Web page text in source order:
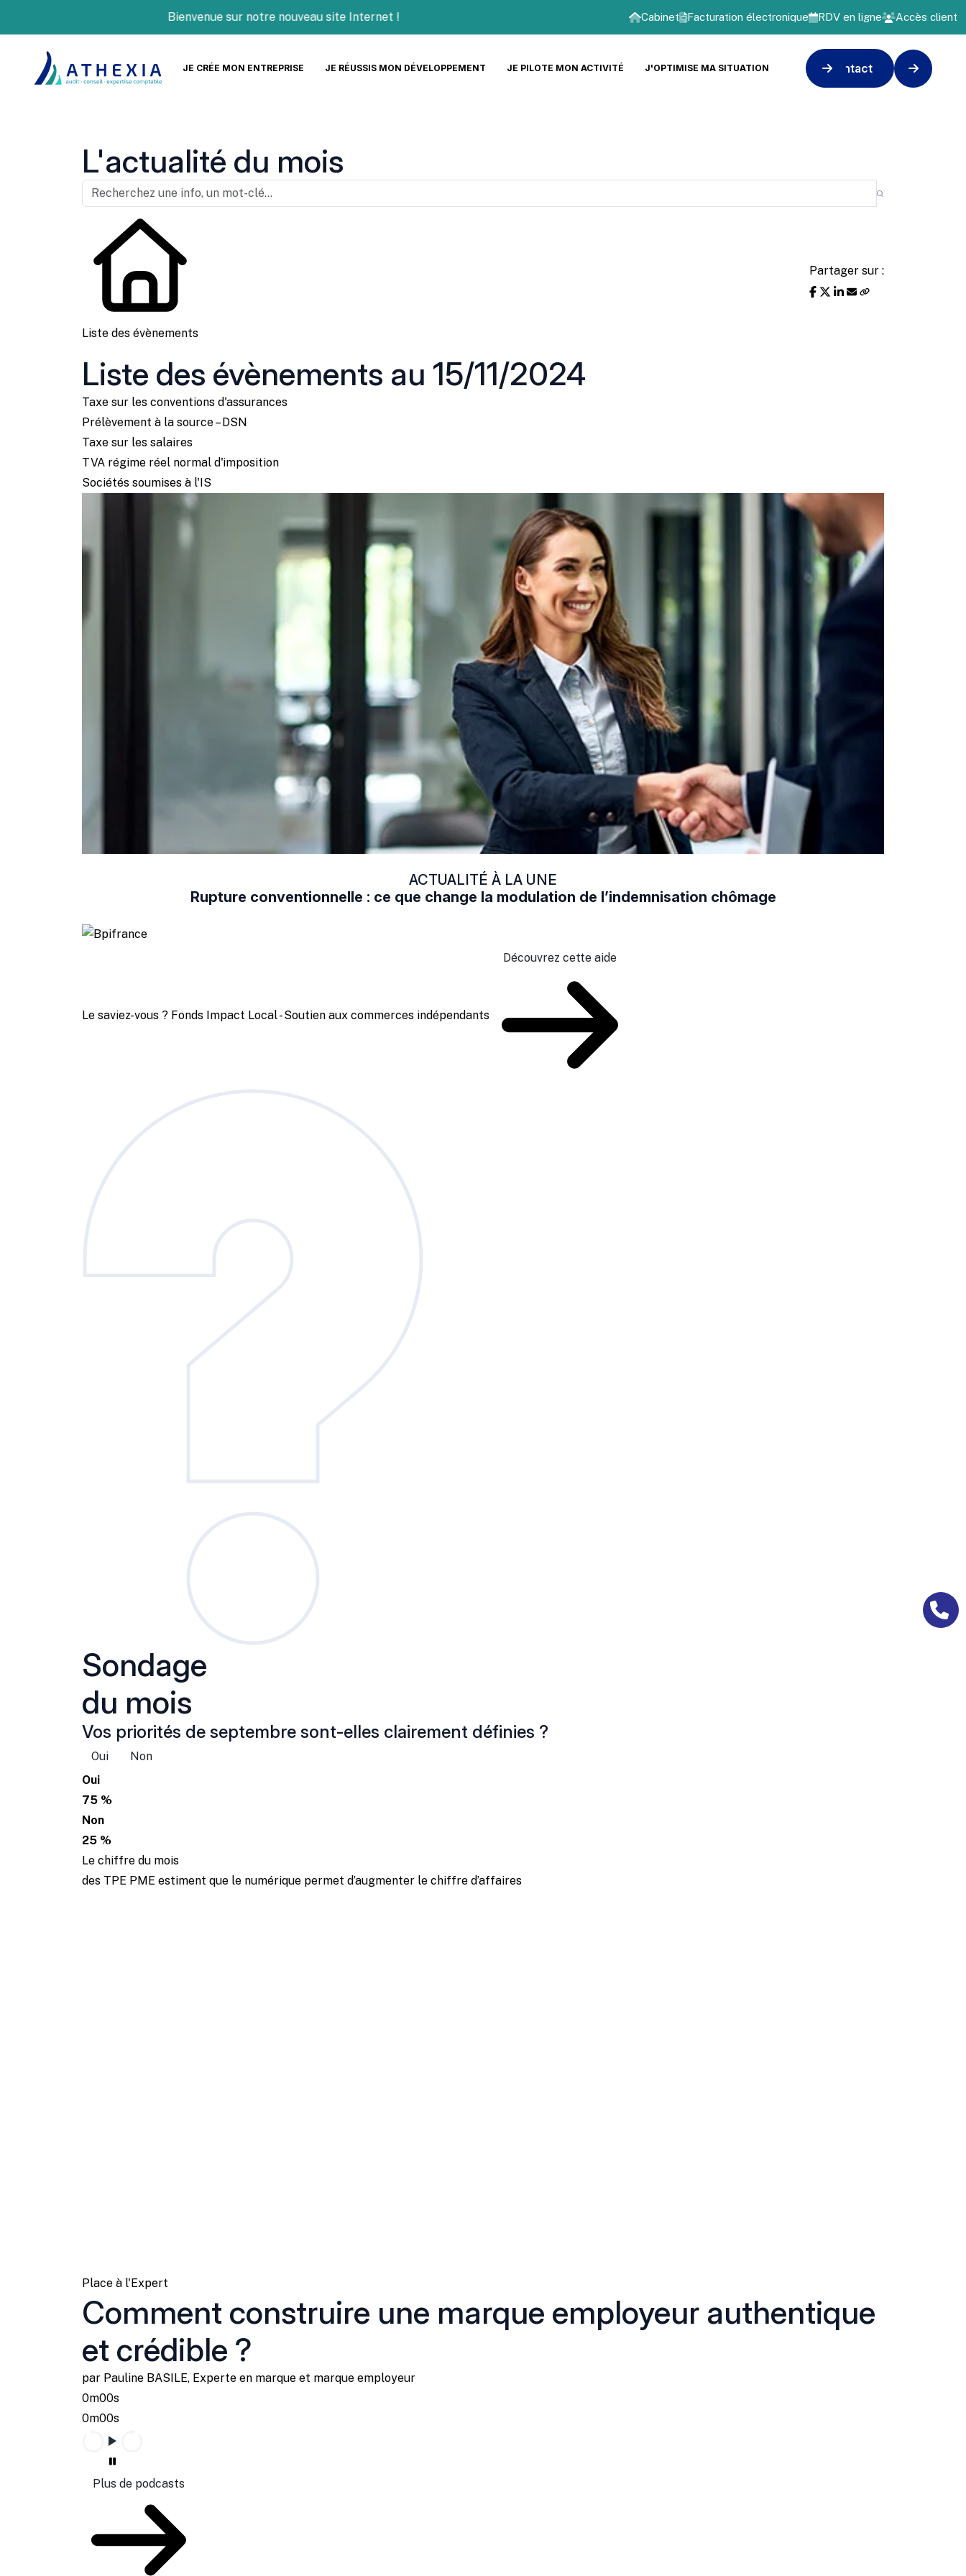
Bienvenue sur notre nouveau site Internet ! Cabinet Facturation électronique RDV en ligne Accès client
JE CRÉE MON ENTREPRISE JE RÉUSSIS MON DÉVELOPPEMENT JE PILOTE MON ACTIVITÉ J'OPTIMISE MA SITUATION Contact
L'actualité du mois
Liste des évènements
Partager sur :
Liste des évènements au 15/11/2024
Taxe sur les conventions d'assurances
Prélèvement à la source – DSN
Taxe sur les salaires
TVA régime réel normal d'imposition
Sociétés soumises à l'IS
ACTUALITÉ À LA UNE
Rupture conventionnelle : ce que change la modulation de l’indemnisation chômage
Le saviez-vous ? Fonds Impact Local - Soutien aux commerces indépendants
Découvrez cette aide
Sondage
du mois
Vos priorités de septembre sont-elles clairement définies ?
Oui
Non
Oui
75 %
Non
25 %
Le chiffre du mois
des TPE PME estiment que le numérique permet d’augmenter le chiffre d’affaires
Place à l'Expert
Comment construire une marque employeur authentique
et crédible ?
par Pauline BASILE, Experte en marque et marque employeur
0m00s
0m00s
Plus de podcasts